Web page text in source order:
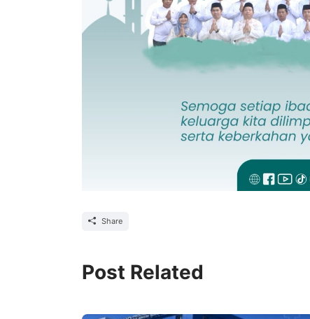
Share
Post Related